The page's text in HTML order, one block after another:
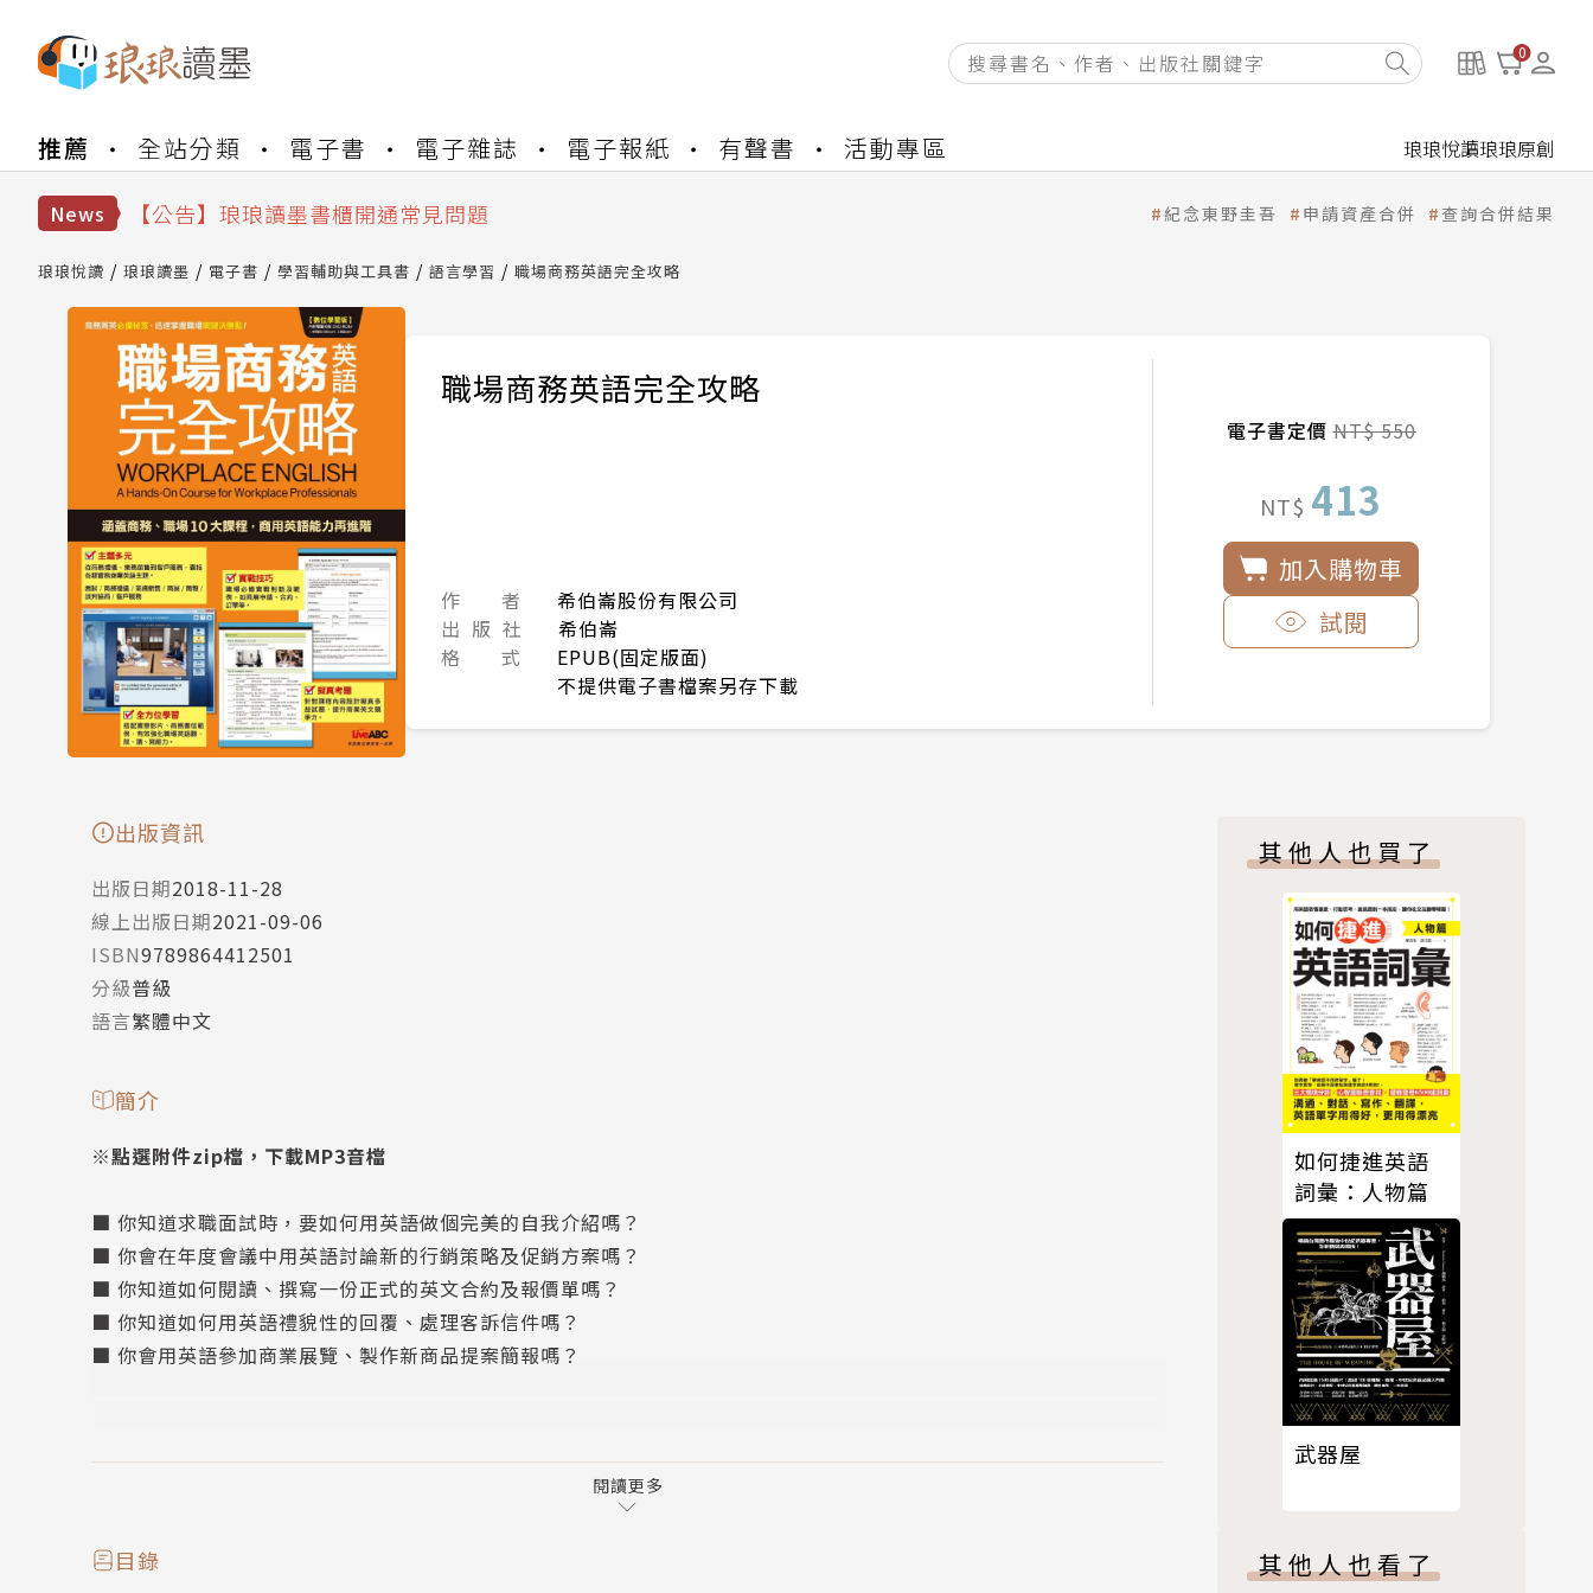
0
推薦 全站分類 電子書 電子雜誌 電子報紙 有聲書 活動專區 琅琅悅讀琅琅原創
News
【公告】因 Readmoo 讀墨系統維護中，本站同步暫停部分閱讀服務
【公告】琅琅讀墨書櫃開通常見問題
【公告】琅琅書店服務升級重要說明及資產合併結果查詢
【公告】因 Readmoo 讀墨系統維護中，本站同步暫停部分閱讀服務
紀念東野圭吾 申請資產合併 查詢合併結果
琅琅悅讀 琅琅讀墨 電子書 學習輔助與工具書 語言學習 職場商務英語完全攻略
職場商務英語完全攻略
作 者
希伯崙股份有限公司
出 版 社
希伯崙
格 式
EPUB(固定版面)
不提供電子書檔案另存下載
電子書定價NT$ 550
NT$ 413
加入購物車
試閱
出版資訊
出版日期2018-11-28
線上出版日期2021-09-06
ISBN9789864412501
分級普級
語言繁體中文
簡介
※點選附件zip檔，下載MP3音檔
■ 你知道求職面試時，要如何用英語做個完美的自我介紹嗎？
■ 你會在年度會議中用英語討論新的行銷策略及促銷方案嗎？
■ 你知道如何閱讀、撰寫一份正式的英文合約及報價單嗎？
■ 你知道如何用英語禮貌性的回覆、處理客訴信件嗎？
■ 你會用英語參加商業展覽、製作新商品提案簡報嗎？
那這本職場商務英語完全攻略會是你最好的商務英語進修書 ！
涵蓋商務、職場10大課程，商用英語能力再進階！
閱讀更多
目錄
其他人也買了
如何捷進英語
詞彙：人物篇
武器屋
其他人也看了